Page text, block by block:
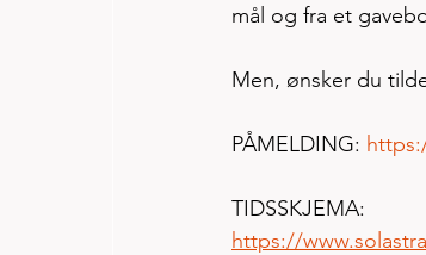
mål og fra et
Men, ønsker du
PÅMELDING:
TIDSSKJEMA:
https://